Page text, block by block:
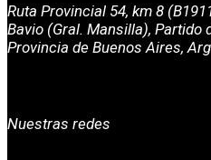
Ruta Provincial 54, km 8
Bavio (Gral. Mansilla), Partido
Provincia de Buenos Aires,
Nuestras redes